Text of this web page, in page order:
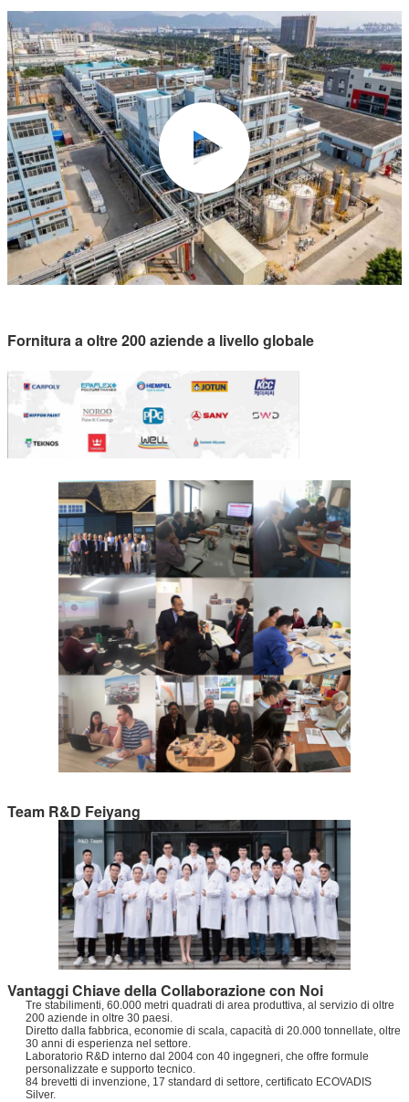
Fornitura a oltre 200 aziende a livello globale
Team R&D Feiyang
Vantaggi Chiave della Collaborazione con Noi
Tre stabilimenti, 60.000 metri quadrati di area produttiva, al servizio di oltre
200 aziende in oltre 30 paesi.
Diretto dalla fabbrica, economie di scala, capacità di 20.000 tonnellate, oltre
30 anni di esperienza nel settore.
Laboratorio R&D interno dal 2004 con 40 ingegneri, che offre formule
personalizzate e supporto tecnico.
84 brevetti di invenzione, 17 standard di settore, certificato ECOVADIS
Silver.